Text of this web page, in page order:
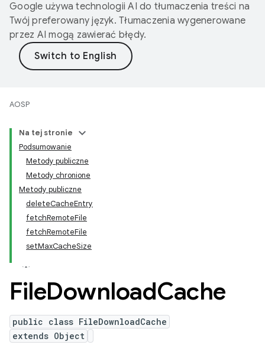
Google używa technologii AI do tłumaczenia treści na
Twój preferowany język. Tłumaczenia wygenerowane
przez AI mogą zawierać błędy.
AOSP
Na tej stronie
Podsumowanie
Metody publiczne
Metody chronione
Metody publiczne
deleteCacheEntry
fetchRemoteFile
fetchRemoteFile
setMaxCacheSize
FileDownloadCache
public class FileDownloadCache
extends Object